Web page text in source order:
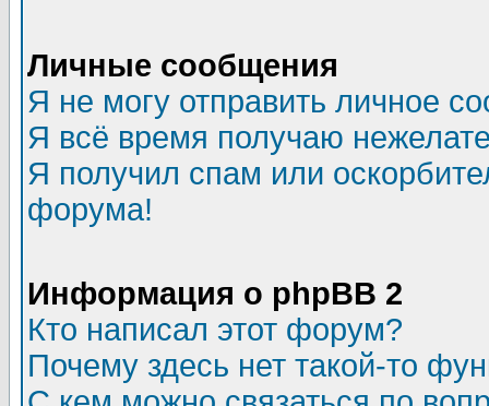
Личные сообщения
Я не могу отправить личное
Я всё время получаю
Я получил спам или
форума!
Информация о phpBB 2
Кто написал этот форум?
Почему здесь нет такой-то